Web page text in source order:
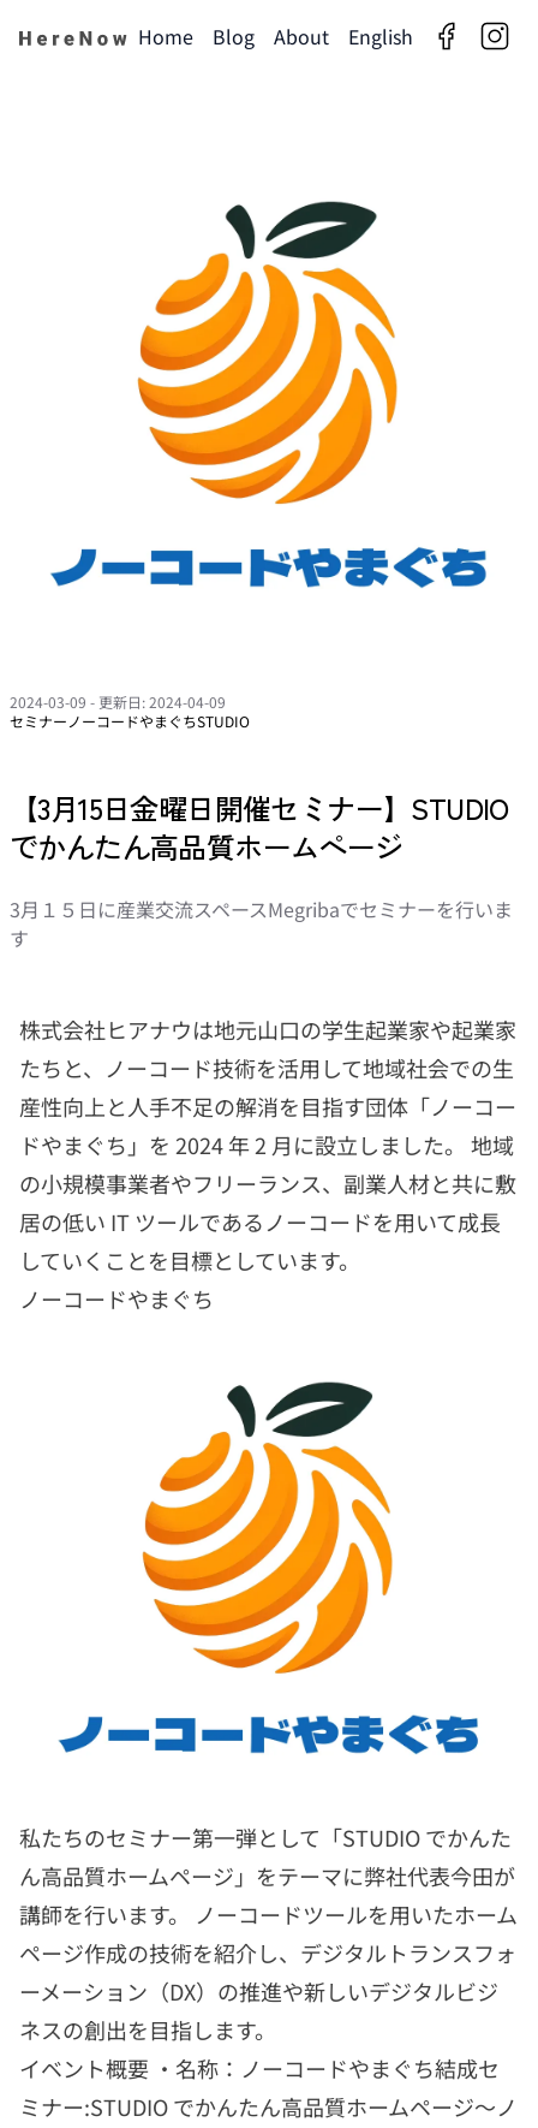
Home Blog About English facebook
2024-03-09 - 更新日: 2024-04-09
セミナー ノーコードやまぐちSTUDIO
【3月15日金曜日開催セミナー】STUDIO
でかんたん高品質ホームページ
3月１５日に産業交流スペースMegribaでセミナーを行いま
す
株式会社ヒアナウは地元山口の学生起業家や起業家
たちと、ノーコード技術を活用して地域社会での生
産性向上と人手不足の解消を目指す団体「ノーコー
ドやまぐち」を 2024 年 2 月に設立しました。 地域
の小規模事業者やフリーランス、副業人材と共に敷
居の低い IT ツールであるノーコードを用いて成長
していくことを目標としています。
ノーコードやまぐち
私たちのセミナー第一弾として「STUDIO でかんた
ん高品質ホームページ」をテーマに弊社代表今田が
講師を行います。 ノーコードツールを用いたホーム
ページ作成の技術を紹介し、デジタルトランスフォ
ーメーション（DX）の推進や新しいデジタルビジ
ネスの創出を目指します。
イベント概要 ・名称：ノーコードやまぐち結成セ
ミナー:STUDIO でかんたん高品質ホームページ〜ノ